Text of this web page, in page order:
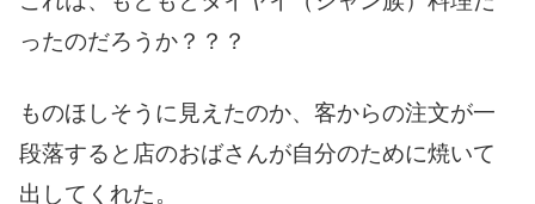
ったのだろうか？？？
ものほしそうに見えたのか、客からの注文が一
段落すると店のおばさんが自分のために焼いて
出してくれた。